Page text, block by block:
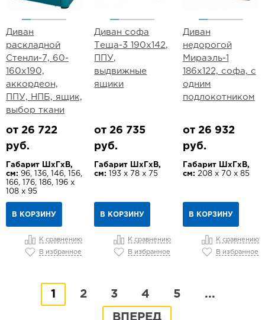
Диван
раскладной
Стенли-7, 60-
160х190,
аккордеон,
ППУ, НПБ, ящик,
выбор ткани
от 26 722
руб.
Габарит ШхГхВ,
см: 96, 136, 146, 156,
166, 176, 186, 196 х
108 х 95
В КОРЗИНУ
К сравнению
В избранное
Диван софа
Теща-3 190х142,
ППУ,
выдвижные
ящики
от 26 735
руб.
Габарит ШхГхВ,
см:
193 х 78 х 75
В КОРЗИНУ
К сравнению
В избранное
Диван
недорогой
Мираэль-1
186х122, софа, с
одним
подлокотником
от 26 932
руб.
Габарит ШхГхВ,
см: 208 х 70 х 85
В КОРЗИНУ
К сравнению
В избранное
1 2 3 4 5 ...
ВПЕРЕД